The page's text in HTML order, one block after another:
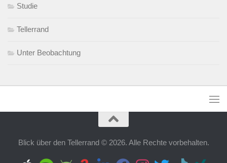
Studie
Tellerrand
Unter Beobachtung
Blick über den Tellerrand © 2026. Alle Rechte vorbehalten.